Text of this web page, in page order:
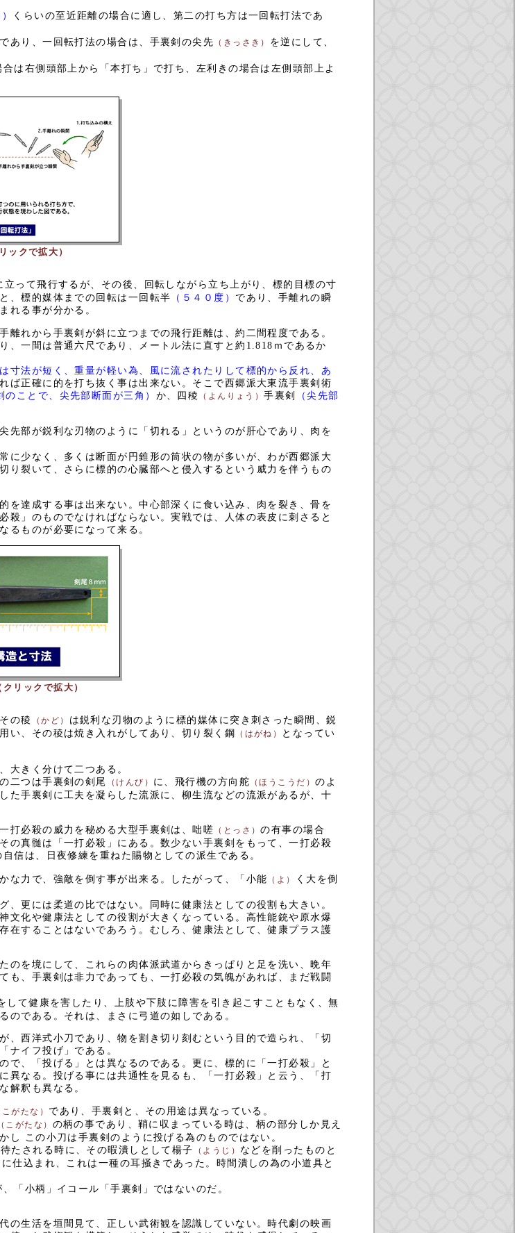
くらいの至近距離の場合に適し、第二の打ち方は一回転打法であ
あり、一回転打法の場合は、手裏剣の尖先
（きっさき） を逆にして、
右側頭部上から「本打ち」で打ち、左利きの場合は左側頭部上よ
ックで拡大）
立って飛行するが、その後、回転しながら立ち上がり、標的目標の寸
、標的媒体までの回転は一回転半 （５４０度） であり、手離れの瞬
れる事が分かる。
れから手裏剣が斜に立つまでの飛行距離は、約二間程度である。
一間は普通六尺であり、メートル法に直すと約1.818ｍであるか
は寸法が短く、重量が軽い為、風に流されたりして標的から反れ、あ
ば正確に的を打ち抜く事は出来ない。そこで西郷派大東流手裏剣術
のことで、尖先部断面が三角） か、四稜 （よんりょう）手裏剣
（尖先部
部が鋭利な刃物のように「切れる」というのが肝心であり、肉を
少なく、多くは断面が円錐形の筒状の物が多いが、わが西郷派大
り裂いて、さらに標的の心臓部へと侵入するという威力を伴うもの
達成する事は出来ない。中心部深くに食い込み、肉を裂き、骨を
」のものでなければならない。実戦では、人体の表皮に刺さると
るものが必要になって来る。
リックで拡大）
の稜 （かど）
は鋭利な刃物のように標的媒体に突き刺さった瞬間、鋭
い、その稜は焼き入れがしてあり、切り裂く鋼 （はがね）
となってい
大きく分けて二つある。
二つは手裏剣の剣尾
（けんび） に、飛行機の方向舵 （ほうこうだ）のよ
た手裏剣に工夫を凝らした流派に、柳生流などの流派があるが、十
打必殺の威力を秘める大型手裏剣は、咄嗟 （とっさ）の有事の場合
の真髄は「一打必殺」にある。数少ない手裏剣をもって、一打必殺
信は、日夜修練を重ねた賜物としての派生である。
力で、強敵を倒す事が出来る。したがって、「小能 （よ）
く大を倒
更には柔道の比ではない。同時に健康法としての役割も大きい。
化や健康法としての役割が大きくなっている。高性能銃や原水爆
在することはないであろう。むしろ、健康法として、健康プラス護
を境にして、これらの肉体派武道からきっぱりと足を洗い、晩年
、手裏剣は非力であっても、一打必殺の気魄があれば、まだ戦闘
て健康を害したり、上肢や下肢に障害を引き起こすこともなく、無
である。それは、まさに弓道の如しである。
西洋式小刀であり、物を割き切り刻むという目的で造られ、「切
ナイフ投げ」である。
、「投げる」とは異なるのである。更に、標的に「一打必殺」と
異なる。投げる事には共通性を見るも、「一打必殺」と云う、「打
解釈も異なる。
こがたな） であり、手裏剣と、その用途は異なっている。
（こがたな） の柄の事であり、鞘に収まっている時は、柄の部分しか見え
この小刀は手裏剣のように投げる為のものではない。
たされる時に、その暇潰しとして楊子 （ようじ） などを削ったものと
に仕込まれ、これは一種の耳掻きであった。時間潰しの為の小道具と
「小柄」イコール「手裏剣」ではないのだ。
生活を垣間見て、正しい武術観を認識していない。時代劇の映画